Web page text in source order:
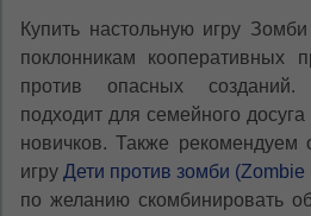
Купить настольную игру
поклонникам кооперативных
против опасных созданий.
подходит для семейного
новичков. Также рекомендуем
игру Дети против зомби
по желанию скомбинировать